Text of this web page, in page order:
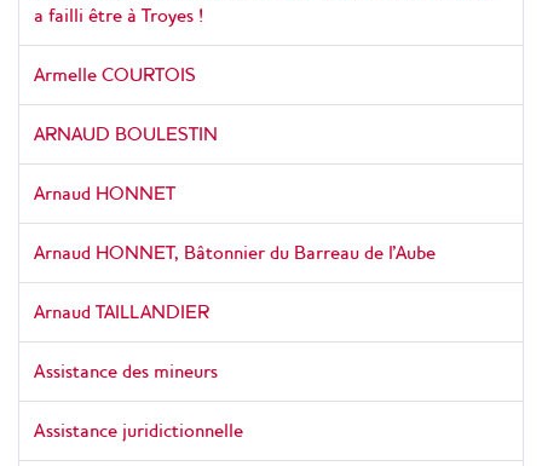
a failli être à Troyes !
Armelle COURTOIS
ARNAUD BOULESTIN
Arnaud HONNET
Arnaud HONNET, Bâtonnier du Barreau de l'Aube
Arnaud TAILLANDIER
Assistance des mineurs
Assistance juridictionnelle